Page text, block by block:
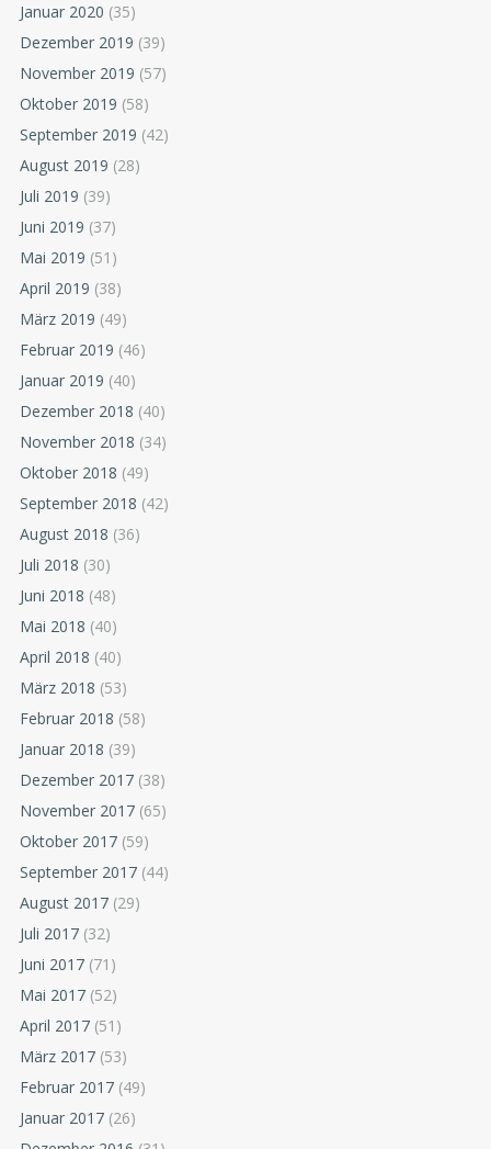
Januar 2020 (35)
Dezember 2019 (39)
November 2019 (57)
Oktober 2019 (58)
September 2019 (42)
August 2019 (28)
Juli 2019 (39)
Juni 2019 (37)
Mai 2019 (51)
April 2019 (38)
März 2019 (49)
Februar 2019 (46)
Januar 2019 (40)
Dezember 2018 (40)
November 2018 (34)
Oktober 2018 (49)
September 2018 (42)
August 2018 (36)
Juli 2018 (30)
Juni 2018 (48)
Mai 2018 (40)
April 2018 (40)
März 2018 (53)
Februar 2018 (58)
Januar 2018 (39)
Dezember 2017 (38)
November 2017 (65)
Oktober 2017 (59)
September 2017 (44)
August 2017 (29)
Juli 2017 (32)
Juni 2017 (71)
Mai 2017 (52)
April 2017 (51)
März 2017 (53)
Februar 2017 (49)
Januar 2017 (26)